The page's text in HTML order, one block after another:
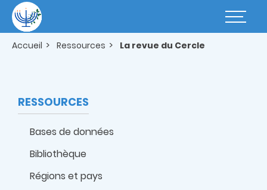
contenu
principal
Basculer
Accueil Ressources La revue du Cercle
RESSOURCES
Bases de données
Bibliothèque
Régions et pays